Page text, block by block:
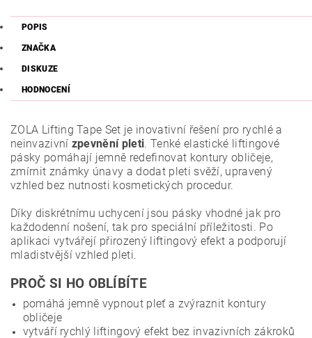
POPIS
ZNAČKA
DISKUZE
HODNOCENÍ
ZOLA Lifting Tape Set je inovativní řešení pro rychlé a
neinvazivní zpevnění pleti. Tenké elastické liftingové
pásky pomáhají jemně redefinovat kontury obličeje,
zmírnit známky únavy a dodat pleti svěží, upravený
vzhled bez nutnosti kosmetických procedur.
Díky diskrétnímu uchycení jsou pásky vhodné jak pro
každodenní nošení, tak pro speciální příležitosti. Po
aplikaci vytvářejí přirozený liftingový efekt a podporují
mladistvější vzhled pleti.
PROČ SI HO OBLÍBÍTE
pomáhá jemně vypnout pleť a zvýraznit kontury
obličeje
vytváří rychlý liftingový efekt bez invazivních zákroků